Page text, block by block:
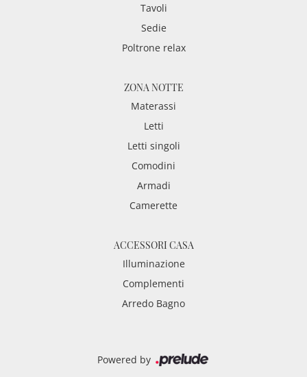
Tavoli
Sedie
Poltrone relax
ZONA NOTTE
Materassi
Letti
Letti singoli
Comodini
Armadi
Camerette
ACCESSORI CASA
Illuminazione
Complementi
Arredo Bagno
Powered by